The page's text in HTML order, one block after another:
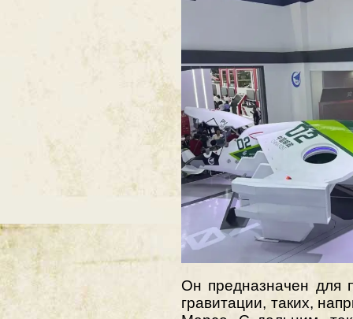
Он предназначен для
гравитации, таких,